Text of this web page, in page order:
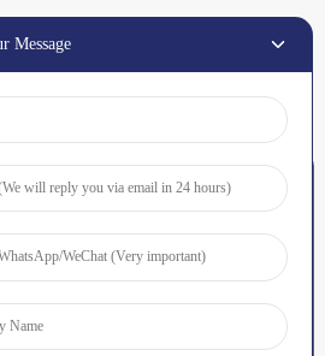
HAS KÖP
TAÝYN
Message